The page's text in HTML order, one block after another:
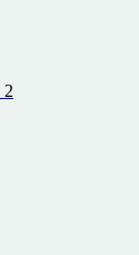
2